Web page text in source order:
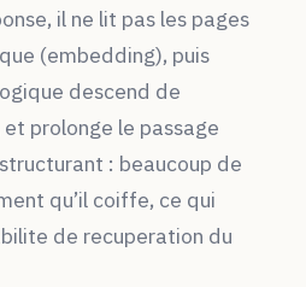
il ne lit pas les pages
(embedding), puis
descend de
prolonge le passage
: beaucoup de
qu’il coiffe, ce qui
de recuperation du